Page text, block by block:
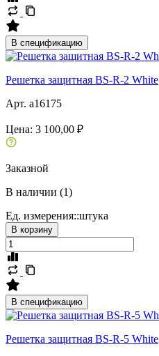
В спецификацию
Решетка защитная BS-R-2 White
Арт. a16175
Цена: 3 100,00 ₽
Заказной
В наличии (1)
Ед. измерения::штука
В корзину
В спецификацию
Решетка защитная BS-R-5 White